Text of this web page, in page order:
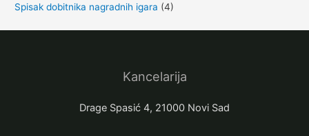
Spisak dobitnika nagradnih igara (4)
Kancelarija
Drage Spasić 4, 21000 Novi Sad